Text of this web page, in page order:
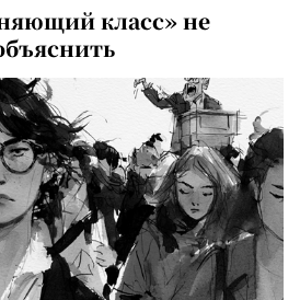
класс» не